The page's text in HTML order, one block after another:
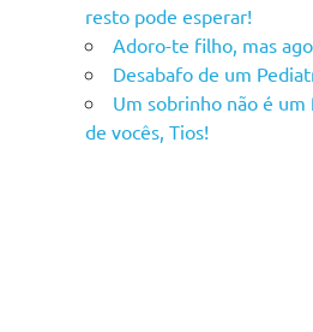
resto pode esperar!
Adoro-te filho, mas
Desabafo de um
Um sobrinho não é
de vocês, Tios!